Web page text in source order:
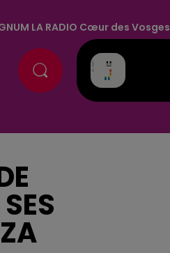
LA RADIO Cœur des Vosges